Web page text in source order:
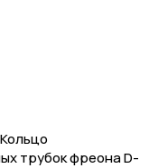
трубок фреона D-